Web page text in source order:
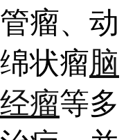
瘤、动
状瘤脑
瘤等多